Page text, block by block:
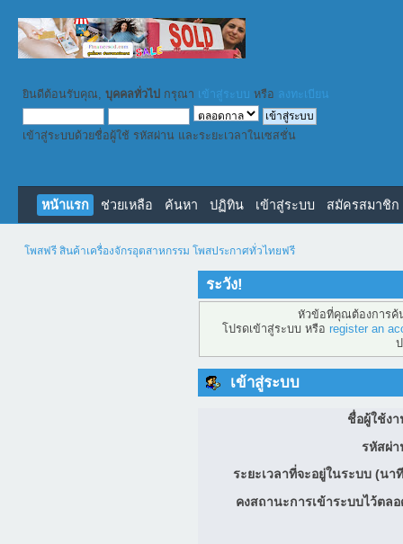
ยินดีต้อนรับคุณ, บุคคลทั่วไป กรุณา เข้าสู่ระบบ หรือ ลงทะเบียน
เข้าสู่ระบบด้วยชื่อผู้ใช้ รหัสผ่าน และระยะเวลาในเซสชั่น
หน้าแรก ช่วยเหลือ ค้นหา ปฏิทิน เข้าสู่ระบบ สมัครสมาชิก
โพสฟรี สินค้าเครื่องจักรอุตสาหกรรม โพสประกาศทั่วไทยฟรี
ระวัง!
หัวข้อที่คุณต้องการค้
โปรดเข้าสู่ระบบ หรือ register an
เข้าสู่ระบบ
ชื่อผู้ใช้ง
รหัสผ่
ระยะเวลาที่จะอยู่ในระบบ (นา
คงสถานะการเข้าระบบไว้ตล